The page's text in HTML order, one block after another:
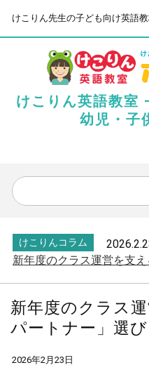
けこりん先生の子ども向け英語教
けこりん英語教室
幼児・子
けこりんコラム
新年度のクラス運営を支
新年度のクラス
パートナー」選び
2026年2月23日